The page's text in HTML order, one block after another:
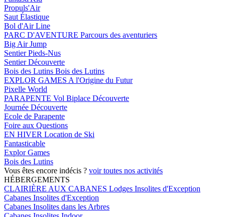
Propuls'Air
Saut Élastique
Bol d'Air Line
PARC D'AVENTURE Parcours des aventuriers
Big Air Jump
Sentier Pieds-Nus
Sentier Découverte
Bois des Lutins Bois des Lutins
EXPLOR GAMES A l'Origine du Futur
Pixelle World
PARAPENTE Vol Biplace Découverte
Journée Découverte
Ecole de Parapente
Foire aux Questions
EN HIVER Location de Ski
Fantasticable
Explor Games
Bois des Lutins
Vous êtes encore indécis ? voir toutes nos activités
HÉBERGEMENTS
CLAIRIÈRE AUX CABANES Lodges Insolites d'Exception
Cabanes Insolites d'Exception
Cabanes Insolites dans les Arbres